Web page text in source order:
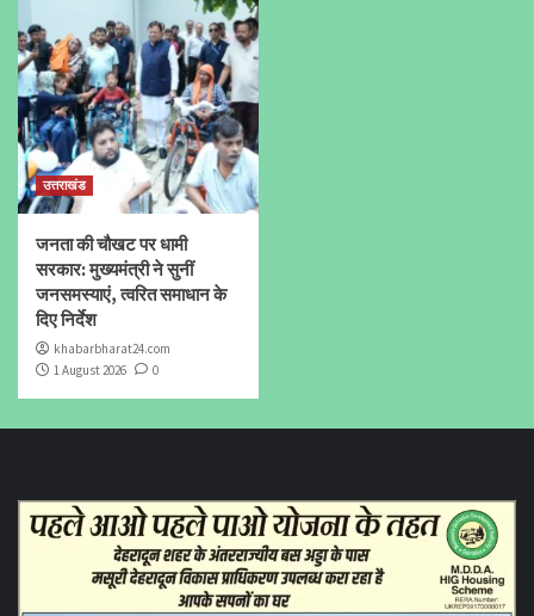
उत्तराखंड
जनता की चौखट पर धामी
सरकार: मुख्यमंत्री ने सुनीं
जनसमस्याएं, त्वरित समाधान के
दिए निर्देश
khabarbharat24.com
1 August 2026
0